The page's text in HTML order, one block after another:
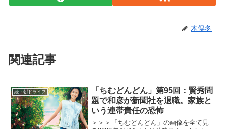
木俣冬
関連記事
続・朝ドライフ
「ちむどんどん」第95回：賢秀問
題で和彦が新聞社を退職。家族と
いう連帯責任の恐怖
＞＞＞「ちむどんどん」の画像を全て見